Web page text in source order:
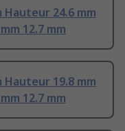
Hauteur 24.6 mm
12.7 mm
Hauteur 19.8 mm
12.7 mm